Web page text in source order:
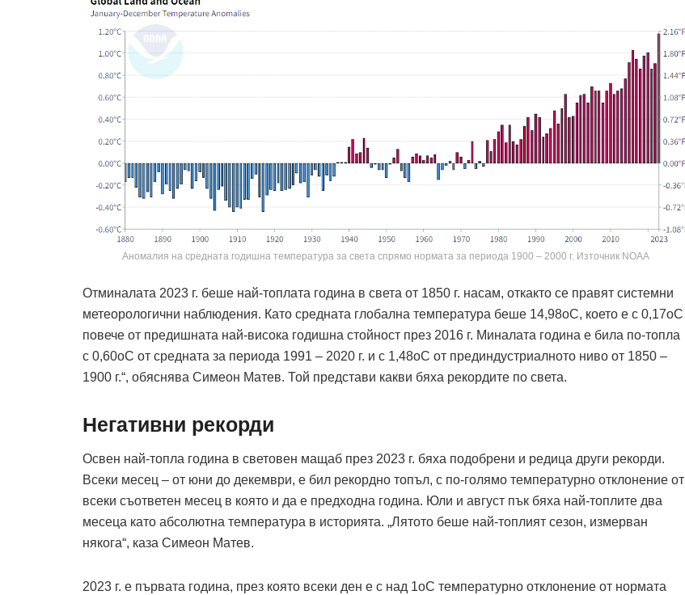
Аномалия на средната годишна температура за света спрямо нормата за периода 1900 – 2000 г. Източник NOAA
Отминалата 2023 г. беше най-топлата година в света от 1850 г. насам, откакто се правят системни
метео­рологични наблюдения. Като средната глобална температура беше 14,98оC, което е с 0,17оC
повече от предишната най-висока годишна стойност през 2016 г. Миналата година е била по-топла
с 0,60оC от средната за периода 1991 – 2020 г. и с 1,48оC от прединдустриалното ниво от 1850 –
1900 г.“, обяснява Симеон Матев. Той представи какви бяха рекордите по света.
Негативни рекорди
Освен най-топла година в световен мащаб през 2023 г. бяха подобрени и редица други рекорди.
Всеки месец – от юни до декември, е бил рекордно топъл, с по-голямо температурно отклонение от
всеки съответен месец в която и да е предходна година. Юли и август пък бяха най-топлите два
месеца като абсолютна температура в историята. „Лятото беше най-топлият сезон, измерван
някога“, каза Симеон Матев.
2023 г. е първата година, през която всеки ден е с над 1оC температурно отклонение от нормата